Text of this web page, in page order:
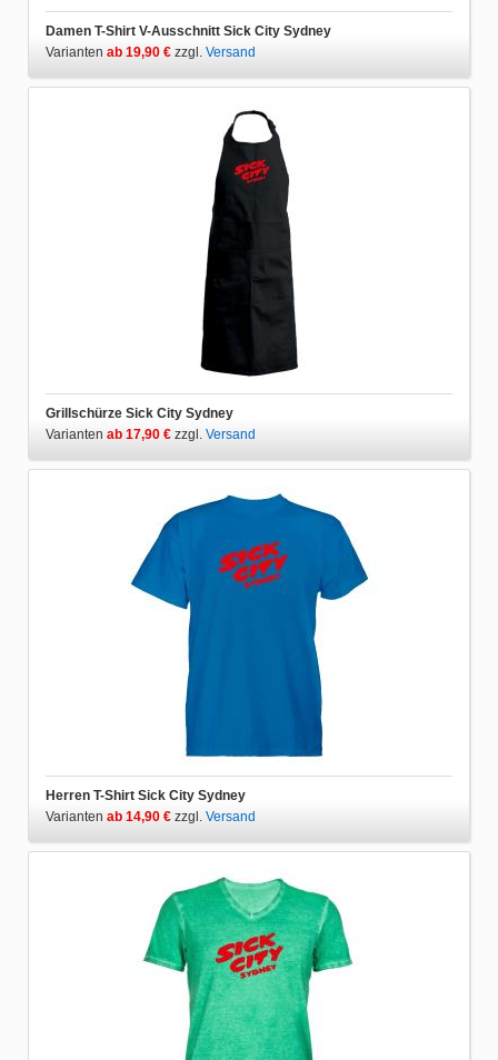
Damen T-Shirt V-Ausschnitt Sick City Sydney
Varianten ab 19,90 € zzgl. Versand
Grillschürze Sick City Sydney
Varianten ab 17,90 € zzgl. Versand
Herren T-Shirt Sick City Sydney
Varianten ab 14,90 € zzgl. Versand